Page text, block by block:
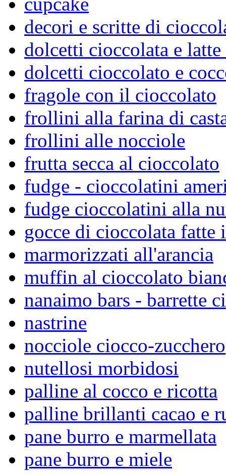
decori e scritte di
dolcetti cioccolata e latte
dolcetti cioccolato e
fragole con il cioccolato
frollini alla farina di
frollini alle nocciole
frutta secca al cioccolato
fudge - cioccolatini
fudge cioccolatini alla
gocce di cioccolata fatte
marmorizzati all'arancia
muffin al cioccolato
nanaimo bars - barrette
nastrine
nocciole ciocco-zucchero
nutellosi morbidosi
palline al cocco e ricotta
palline brillanti cacao e
pane burro e marmellata
pane burro e miele